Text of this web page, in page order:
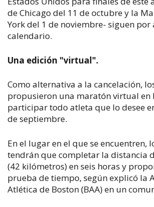
de Chicago del 11 de octubre y la
York del 1 de noviembre- siguen por
calendario.
Una edición "virtual".
Como alternativa a la cancelación,
propusieron una maratón virtual en
participar todo atleta que lo desee
de septiembre.
En el lugar en el que se encuentren,
tendrán que completar la distancia
(42 kilómetros) en seis horas y
prueba de tiempo, según explicó la
Atlética de Boston (BAA) en un